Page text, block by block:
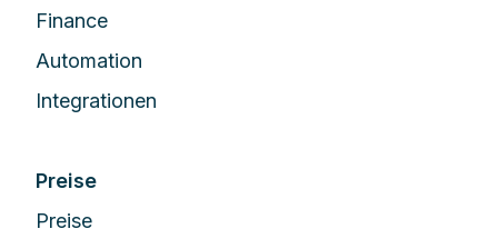
Finance
Automation
Integrationen
Preise
Preise